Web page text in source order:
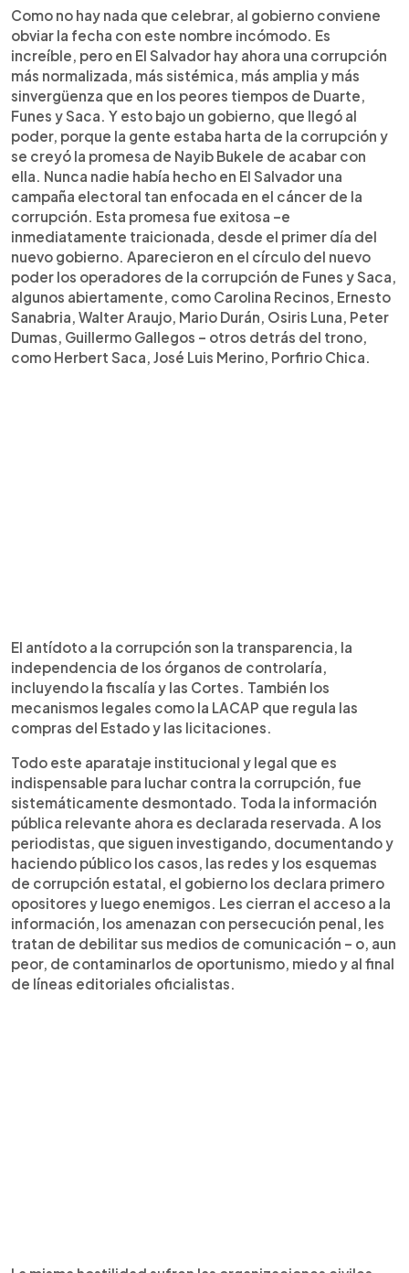
Como no hay nada que celebrar, al gobierno conviene
obviar la fecha con este nombre incómodo. Es
increíble, pero en El Salvador hay ahora una corrupción
más normalizada, más sistémica, más amplia y más
sinvergüenza que en los peores tiempos de Duarte,
Funes y Saca. Y esto bajo un gobierno, que llegó al
poder, porque la gente estaba harta de la corrupción y
se creyó la promesa de Nayib Bukele de acabar con
ella. Nunca nadie había hecho en El Salvador una
campaña electoral tan enfocada en el cáncer de la
corrupción. Esta promesa fue exitosa –e
inmediatamente traicionada, desde el primer día del
nuevo gobierno. Aparecieron en el círculo del nuevo
poder los operadores de la corrupción de Funes y Saca,
algunos abiertamente, como Carolina Recinos, Ernesto
Sanabria, Walter Araujo, Mario Durán, Osiris Luna, Peter
Dumas, Guillermo Gallegos – otros detrás del trono,
como Herbert Saca, José Luis Merino, Porfirio Chica.
El antídoto a la corrupción son la transparencia, la
independencia de los órganos de controlaría,
incluyendo la fiscalía y las Cortes. También los
mecanismos legales como la LACAP que regula las
compras del Estado y las licitaciones.
Todo este aparataje institucional y legal que es
indispensable para luchar contra la corrupción, fue
sistemáticamente desmontado. Toda la información
pública relevante ahora es declarada reservada. A los
periodistas, que siguen investigando, documentando y
haciendo público los casos, las redes y los esquemas
de corrupción estatal, el gobierno los declara primero
opositores y luego enemigos. Les cierran el acceso a la
información, los amenazan con persecución penal, les
tratan de debilitar sus medios de comunicación – o, aun
peor, de contaminarlos de oportunismo, miedo y al final
de líneas editoriales oficialistas.